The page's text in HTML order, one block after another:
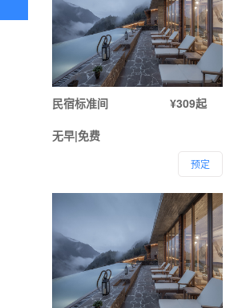
民宿标准间
¥309起
无早|免费
预定